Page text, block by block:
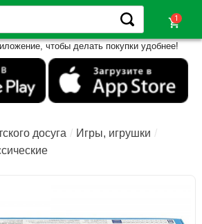
shopping_cart
чтобы делать покупки удобнее!
досуга
Игры, игрушки